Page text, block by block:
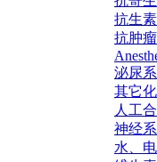
抗生
抗肿
泌尿
其它
人工
神经
水、